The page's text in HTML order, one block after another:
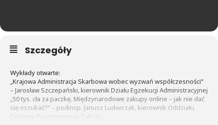
Szczegóły
Wykłady otwarte:
„Krajowa Administracja Skarbowa wobec wyzwań współczesności”
– Jarosław Szczepański, kierownik Działu Egzekucji Administracyjnej
„50 tys. cła za paczkę. Międzynarodowe zakupy online – jak nie dać
się oszukać?” – podinsp. Janusz Ludwiczak, kierownik Oddziału
Celnego Pocztowego w Zabrzu